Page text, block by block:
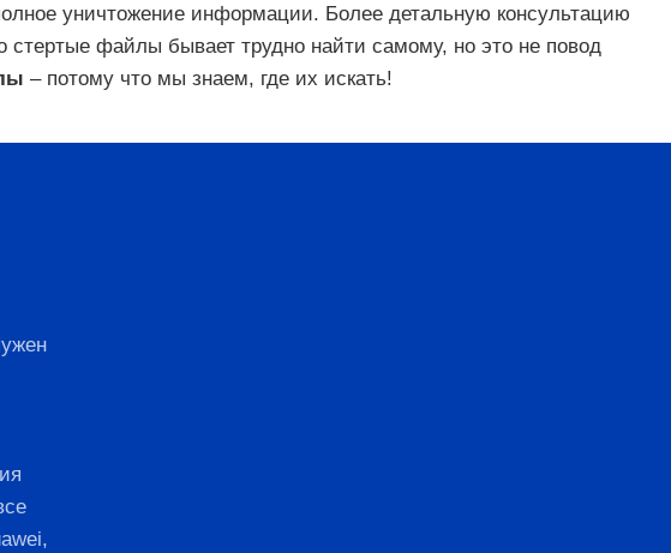
уничтожение информации. Более детальную консультацию
файлы бывает трудно найти самому, но это не повод
– потому что мы знаем, где их искать!